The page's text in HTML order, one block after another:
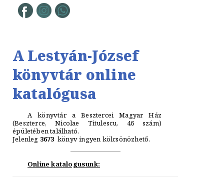
A Lestyán-József
könyvtár online
katalógusa
A könyvtár a Besztercei Magyar Ház
(Beszterce, Nicolae Titulescu, 46 szám)
épületében található.
Jelenleg 3673 könyv ingyen kölcsönözhető.
Online katalogusunk: